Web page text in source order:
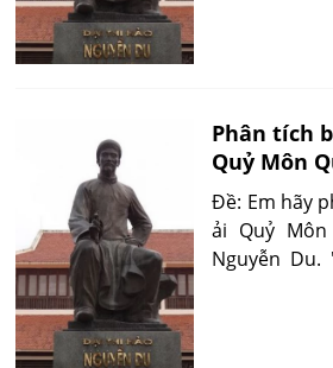
Phân tích
Quỷ Môn
Đề: Em hãy
ải Quỷ
Nguyễn Du.